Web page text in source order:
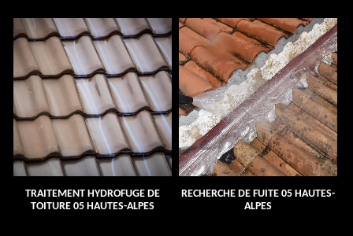
TRAITEMENT HYDROFUGE DE
TOITURE 05 HAUTES-ALPES
RECHERCHE DE FUITE 05 HAUTES-
ALPES